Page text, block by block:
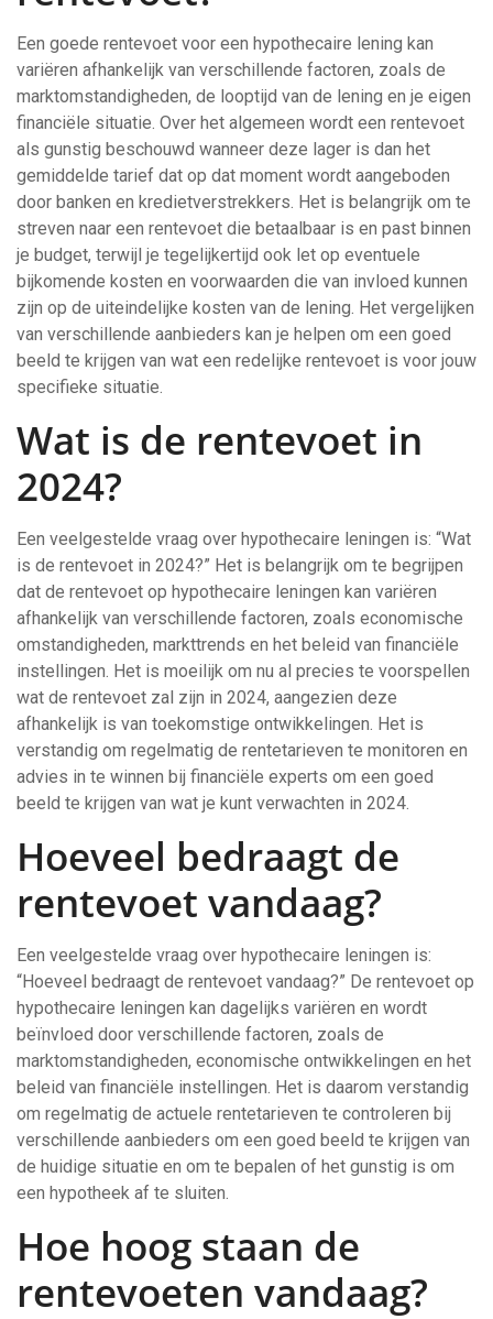
Een goede rentevoet voor een hypothecaire lening kan
variëren afhankelijk van verschillende factoren, zoals de
marktomstandigheden, de looptijd van de lening en je eigen
financiële situatie. Over het algemeen wordt een rentevoet
als gunstig beschouwd wanneer deze lager is dan het
gemiddelde tarief dat op dat moment wordt aangeboden
door banken en kredietverstrekkers. Het is belangrijk om te
streven naar een rentevoet die betaalbaar is en past binnen
je budget, terwijl je tegelijkertijd ook let op eventuele
bijkomende kosten en voorwaarden die van invloed kunnen
zijn op de uiteindelijke kosten van de lening. Het vergelijken
van verschillende aanbieders kan je helpen om een goed
beeld te krijgen van wat een redelijke rentevoet is voor jouw
specifieke situatie.
Wat is de rentevoet in
2024?
Een veelgestelde vraag over hypothecaire leningen is: “Wat
is de rentevoet in 2024?” Het is belangrijk om te begrijpen
dat de rentevoet op hypothecaire leningen kan variëren
afhankelijk van verschillende factoren, zoals economische
omstandigheden, markttrends en het beleid van financiële
instellingen. Het is moeilijk om nu al precies te voorspellen
wat de rentevoet zal zijn in 2024, aangezien deze
afhankelijk is van toekomstige ontwikkelingen. Het is
verstandig om regelmatig de rentetarieven te monitoren en
advies in te winnen bij financiële experts om een goed
beeld te krijgen van wat je kunt verwachten in 2024.
Hoeveel bedraagt de
rentevoet vandaag?
Een veelgestelde vraag over hypothecaire leningen is:
“Hoeveel bedraagt de rentevoet vandaag?” De rentevoet op
hypothecaire leningen kan dagelijks variëren en wordt
beïnvloed door verschillende factoren, zoals de
marktomstandigheden, economische ontwikkelingen en het
beleid van financiële instellingen. Het is daarom verstandig
om regelmatig de actuele rentetarieven te controleren bij
verschillende aanbieders om een goed beeld te krijgen van
de huidige situatie en om te bepalen of het gunstig is om
een hypotheek af te sluiten.
Hoe hoog staan de
rentevoeten vandaag?